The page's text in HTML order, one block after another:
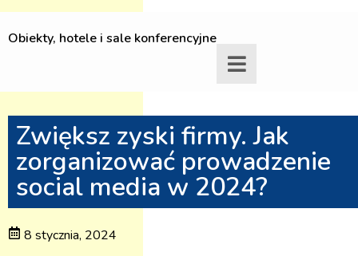
Obiekty, hotele i sale konferencyjne
Zwiększ zyski firmy. Jak
zorganizować prowadzenie
social media w 2024?
8 stycznia, 2024